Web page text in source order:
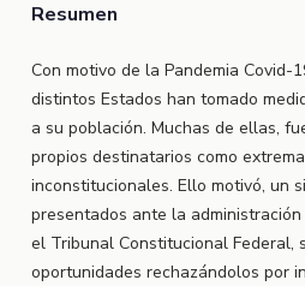
Resumen
Con motivo de la Pandemia Covid-
distintos Estados han tomado
a su población. Muchas de ellas,
propios destinatarios como
inconstitucionales. Ello motivó, un
presentados ante la
el Tribunal Constitucional Federal,
oportunidades rechazándolos por